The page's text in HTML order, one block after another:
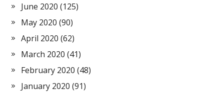
June 2020 (125)
May 2020 (90)
April 2020 (62)
March 2020 (41)
February 2020 (48)
January 2020 (91)